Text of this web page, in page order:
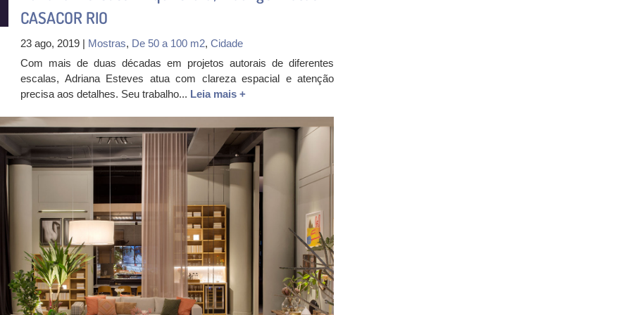
CASACOR RIO
23 ago, 2019 | Mostras, De 50 a 100 m2, Cidade
Com mais de duas décadas em projetos autorais de diferentes
escalas, Adriana Esteves atua com clareza espacial e atenção
precisa aos detalhes. Seu trabalho... Leia mais +